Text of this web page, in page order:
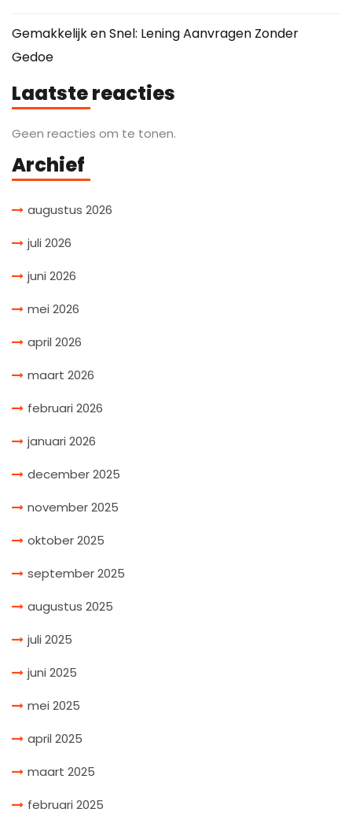
Gemakkelijk en Snel: Lening Aanvragen Zonder
Gedoe
Laatste reacties
Geen reacties om te tonen.
Archief
augustus 2026
juli 2026
juni 2026
mei 2026
april 2026
maart 2026
februari 2026
januari 2026
december 2025
november 2025
oktober 2025
september 2025
augustus 2025
juli 2025
juni 2025
mei 2025
april 2025
maart 2025
februari 2025